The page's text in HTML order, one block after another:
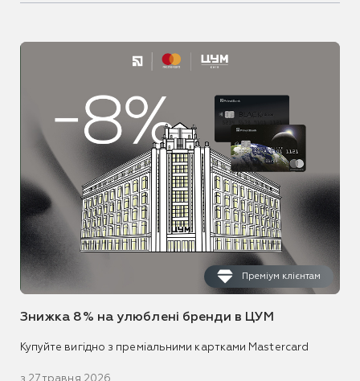
Преміум клієнтам
Знижка 8% на улюблені бренди в ЦУМ
Купуйте вигідно з преміальними картками Mastercard